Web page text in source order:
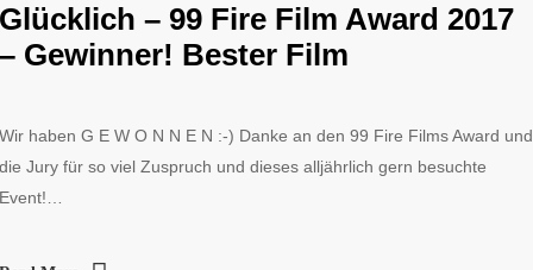
Glücklich – 99 Fire Film Award 2017
– Gewinner! Bester Film
Wir haben G E W O N N E N :-) Danke an den 99 Fire Films Award und
die Jury für so viel Zuspruch und dieses alljährlich gern besuchte
Event!…